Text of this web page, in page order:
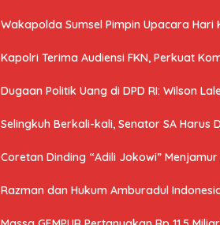
Wakapolda Sumsel Pimpin Upacara
Kapolri Terima Audiensi FKN, Perkuat
Dugaan Politik Uang di DPD RI: Wilson
Selingkuh Berkali-kali, Senator SA Harus
Coretan Dinding “Adili Jokowi”
Razman dan Hukum Amburadul